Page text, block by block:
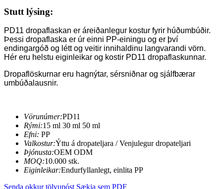
Stutt lýsing:
PD11 dropaflaskan er áreiðanlegur kostur fyrir húðumbúðir.
Þessi dropaflaska er úr einni PP-einingu og er því
endingargóð og létt og veitir innihaldinu langvarandi vörn.
Hér eru helstu eiginleikar og kostir PD11 dropaflaskunnar.
Dropaflöskurnar eru hagnýtar, sérsniðnar og sjálfbærar
umbúðalausnir.
Vörunúmer:PD11
Rými:15 ml 30 ml 50 ml
Efni: PP
Valkostur:Ýttu á dropateljara / Venjulegur dropateljari
Þjónusta:OEM ODM
MOQ:10.000 stk.
Eiginleikar:Endurfyllanlegt, einlita PP
Senda okkur tölvupóst Sækja sem PDF